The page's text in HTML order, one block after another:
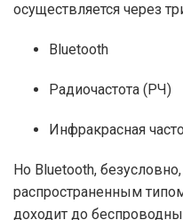
осуществляется через
Bluetooth
Радиочастота (РЧ)
Инфракрасная
Но Bluetooth,
распространенным
доходит до